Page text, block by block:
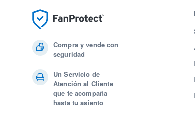
Compra y vende con
seguridad
Un Servicio de
Atención al Cliente
que te acompaña
hasta tu asiento